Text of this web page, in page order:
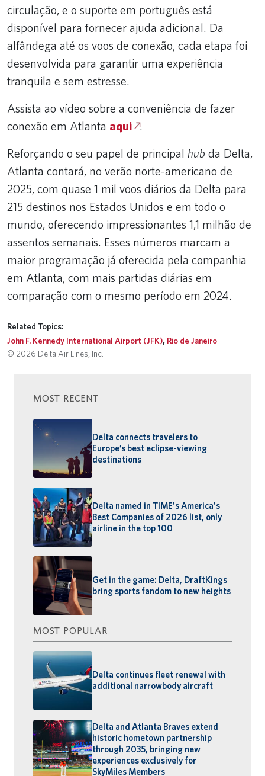
circulação, e o suporte em português está
disponível para fornecer ajuda adicional. Da
alfândega até os voos de conexão, cada etapa foi
desenvolvida para garantir uma experiência
tranquila e sem estresse.
Assista ao vídeo sobre a conveniência de fazer
conexão em Atlanta aqui .
Reforçando o seu papel de principal hub da Delta,
Atlanta contará, no verão norte-americano de
2025, com quase 1 mil voos diários da Delta para
215 destinos nos Estados Unidos e em todo o
mundo, oferecendo impressionantes 1,1 milhão de
assentos semanais. Esses números marcam a
maior programação já oferecida pela companhia
em Atlanta, com mais partidas diárias em
comparação com o mesmo período em 2024.
Related Topics:
John F. Kennedy International Airport (JFK), Rio de Janeiro
© 2026 Delta Air Lines, Inc.
MOST RECENT
Delta connects travelers to
Europe’s best eclipse-viewing
destinations
Delta named in TIME's America's
Best Companies of 2026 list, only
airline in the top 100
Get in the game: Delta, DraftKings
bring sports fandom to new heights
MOST POPULAR
Delta continues fleet renewal with
additional narrowbody aircraft
Delta and Atlanta Braves extend
historic hometown partnership
through 2035, bringing new
experiences exclusively for
SkyMiles Members